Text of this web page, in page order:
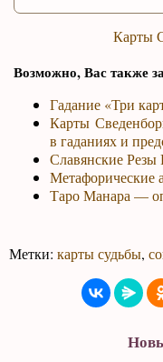
Карты
Возможно, Вас также
Гадание «Три
Карты
в гаданиях и
Славянские Резы
Метафорические
Таро Манара —
Метки:карты судьбы,